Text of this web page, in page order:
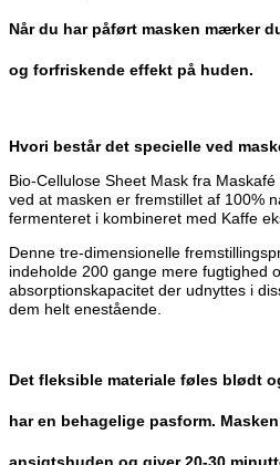
Når du har påført masken mærker
og forfriskende effekt på huden.
Hvori består det specielle ved
Bio-Cellulose Sheet Mask fra
ved at masken er fremstillet af 100%
fermenteret i kombineret med Kaffe
Denne tre-dimensionelle
indeholde 200 gange mere fugtighed
absorptionskapacitet der udnyttes i
dem helt enestående.
Det fleksible materiale føles blødt
har en behagelige pasform.